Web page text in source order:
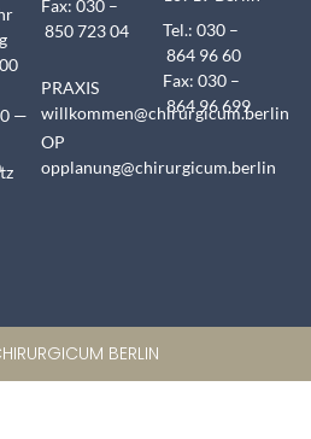
Tel.: 030 –
864 96 60
Fax: 030 –
864 96 699
Fax: 030 –
850 723 04
PRAXIS
willkommen@chirurgicum.berlin
OP
opplanung@chirurgicum.berlin
—
BERLIN